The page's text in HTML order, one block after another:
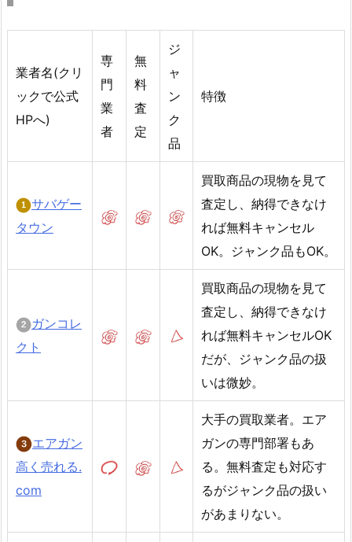
業者名(クリ
ックで公式
HPへ)
専
門
業
者
無
料
査
定
ジ
ャ
ン
ク
品
特徴
サバゲー
タウン
買取商品の現物を見て
査定し、納得できなけ
れば無料キャンセル
OK。ジャンク品もOK。
ガンコレ
クト
買取商品の現物を見て
査定し、納得できなけ
れば無料キャンセルOK
だが、ジャンク品の扱
いは微妙。
エアガン
高く売れる.
com
大手の買取業者。エア
ガンの専門部署もあ
る。無料査定も対応す
るがジャンク品の扱い
があまりない。